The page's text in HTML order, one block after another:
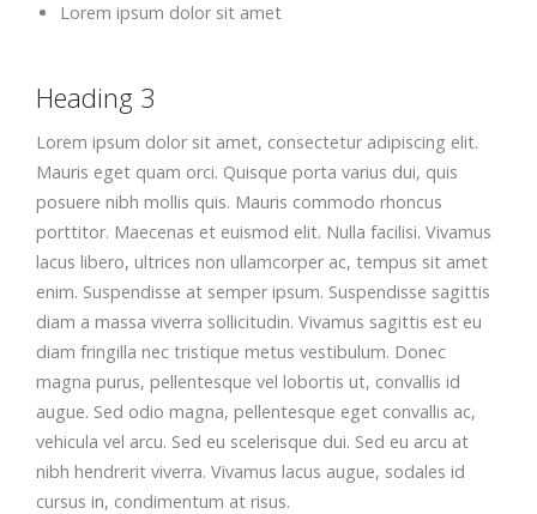
Lorem ipsum dolor sit amet
Heading 3
Lorem ipsum dolor sit amet, consectetur adipiscing elit.
Mauris eget quam orci. Quisque porta varius dui, quis
posuere nibh mollis quis. Mauris commodo rhoncus
porttitor. Maecenas et euismod elit. Nulla facilisi. Vivamus
lacus libero, ultrices non ullamcorper ac, tempus sit amet
enim. Suspendisse at semper ipsum. Suspendisse sagittis
diam a massa viverra sollicitudin. Vivamus sagittis est eu
diam fringilla nec tristique metus vestibulum. Donec
magna purus, pellentesque vel lobortis ut, convallis id
augue. Sed odio magna, pellentesque eget convallis ac,
vehicula vel arcu. Sed eu scelerisque dui. Sed eu arcu at
nibh hendrerit viverra. Vivamus lacus augue, sodales id
cursus in, condimentum at risus.